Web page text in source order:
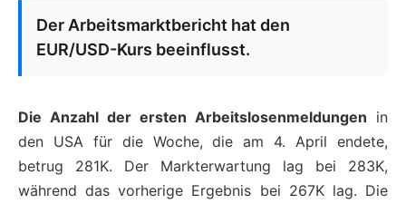
Der Arbeitsmarktbericht hat den
EUR/USD-Kurs beeinflusst.
Die Anzahl der ersten Arbeitslosenmeldungen in
den USA für die Woche, die am 4. April endete,
betrug 281K. Der Markterwartung lag bei 283K,
während das vorherige Ergebnis bei 267K lag. Die